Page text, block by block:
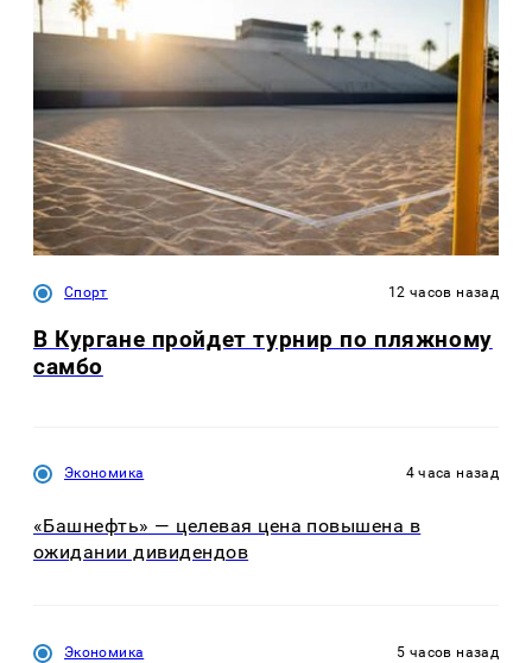
Спорт 12 часов назад
В Кургане пройдет турнир по пляжному
самбо
Экономика 4 часа назад
«Башнефть» — целевая цена повышена в
ожидании дивидендов
Экономика 5 часов назад